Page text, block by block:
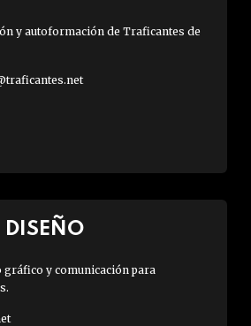
y autoformación de Traficantes de
DISEÑO
gráfico y comunicación para